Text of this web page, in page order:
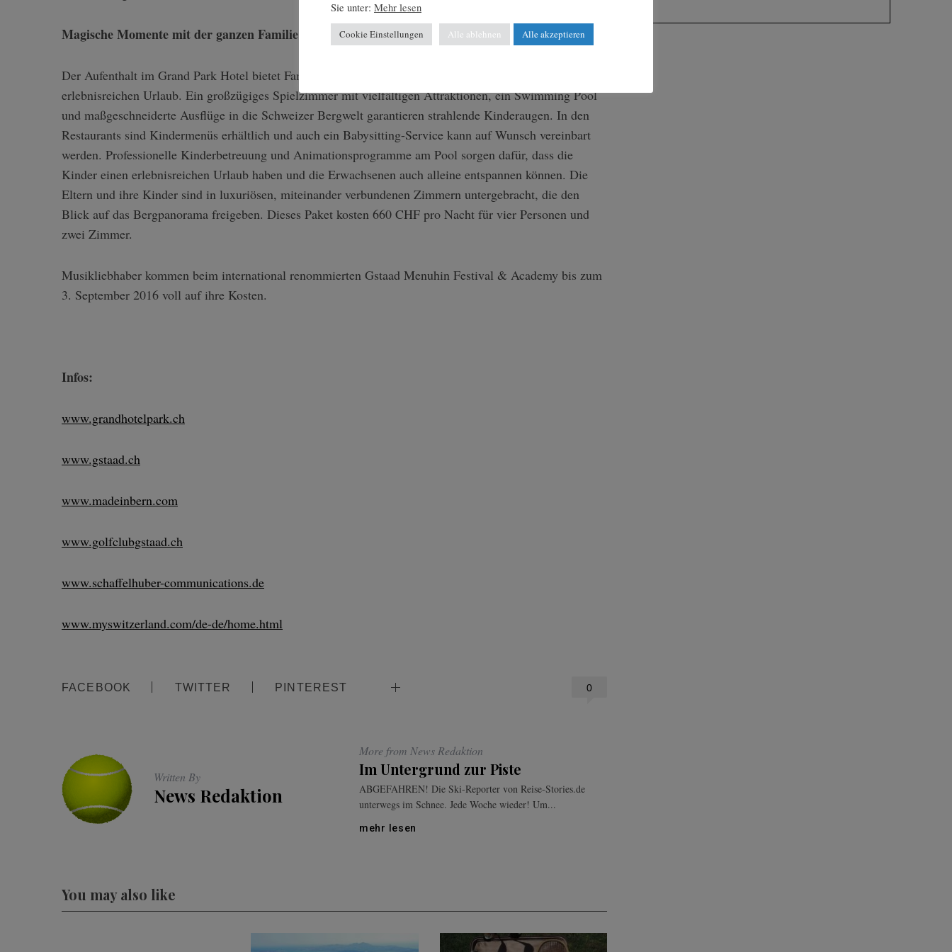
Magische Momente mit der ganzen Familie
Der Aufenthalt im Grand Park Hotel bietet Familien mit Kindern unbegrenzte Möglichkeiten für einen
erlebnisreichen Urlaub. Ein großzügiges Spielzimmer mit vielfältigen Attraktionen, ein Swimming Pool
und maßgeschneiderte Ausflüge in die Schweizer Bergwelt garantieren strahlende Kinderaugen. In den
Restaurants sind Kindermenüs erhältlich und auch ein Babysitting-Service kann auf Wunsch vereinbart
werden. Professionelle Kinderbetreuung und Animationsprogramme am Pool sorgen dafür, dass die
Kinder einen erlebnisreichen Urlaub haben und die Erwachsenen auch alleine entspannen können. Die
Eltern und ihre Kinder sind in luxuriösen, miteinander verbundenen Zimmern untergebracht, die den
Blick auf das Bergpanorama freigeben. Dieses Paket kosten 660 CHF pro Nacht für vier Personen und
zwei Zimmer.
Musikliebhaber kommen beim international renommierten Gstaad Menuhin Festival & Academy bis zum
3. September 2016 voll auf ihre Kosten.
Infos:
www.grandhotelpark.ch
www.gstaad.ch
www.madeinbern.com
www.golfclubgstaad.ch
www.schaffelhuber-communications.de
www.myswitzerland.com/de-de/home.html
0
FACEBOOK TWITTER PINTEREST
Written By
News Redaktion
More from News Redaktion
Im Untergrund zur Piste
ABGEFAHREN! Die Ski-Reporter von Reise-Stories.de
unterwegs im Schnee. Jede Woche wieder! Um...
mehr lesen
You may also like
Sie unter: Mehr lesen
Cookie Einstellungen Alle ablehnen Alle akzeptieren